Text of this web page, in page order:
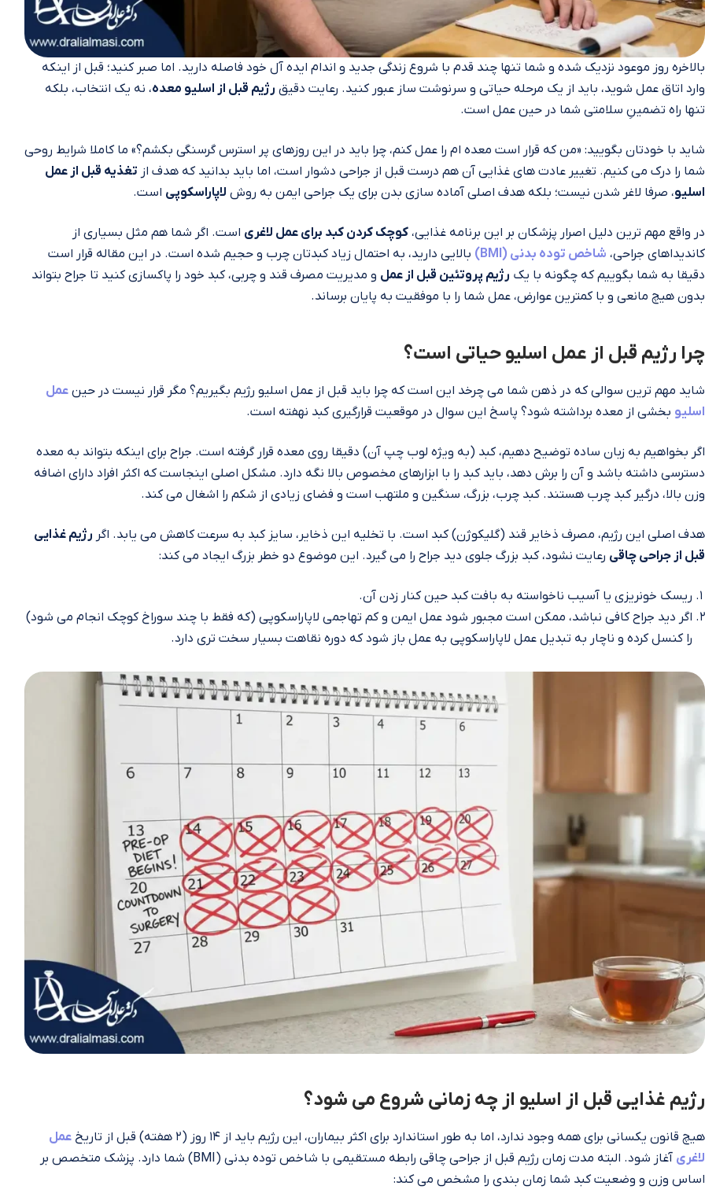
بالاخره روز موعود نزدیک شده و شما تنها چند قدم با شروع زندگی جدید و اندام ایده‌ آل‌ خود فاصله دارید. اما صبر کنید؛ قبل از اینکه
وارد اتاق عمل شوید، باید از یک مرحله حیاتی و سرنوشت‌ ساز عبور کنید. رعایت دقیق رژیم قبل از اسلیو معده، نه یک انتخاب، بلکه
تنها راه تضمینِ سلامتی شما در حین عمل است.
شاید با خودتان بگویید: «من که قرار است معده‌ ام را عمل کنم، چرا باید در این روزهای پر استرس گرسنگی بکشم؟» ما کاملا شرایط روحی
شما را درک می‌ کنیم. تغییر عادت‌ های غذایی آن هم درست قبل از جراحی دشوار است، اما باید بدانید که هدف از تغذیه قبل از عمل
اسلیو، صرفا لاغر شدن نیست؛ بلکه هدف اصلی آماده‌ سازی بدن برای یک جراحی ایمن به روش لاپاراسکوپی است.
در واقع مهم‌ ترین دلیل اصرار پزشکان بر این برنامه غذایی، کوچک کردن کبد برای عمل لاغری است. اگر شما هم مثل بسیاری از
کاندیداهای جراحی، شاخص توده بدنی (BMI)
بالایی دارید، به احتمال زیاد کبدتان چرب و حجیم شده است. در این مقاله قرار است
دقیقا به شما بگوییم که چگونه با یک رژیم پروتئین قبل از عمل و مدیریت مصرف قند و چربی، کبد خود را پاکسازی کنید تا جراح بتواند
بدون هیچ مانعی و با کمترین عوارض، عمل شما را با موفقیت به پایان برساند.
چرا رژیم قبل از عمل اسلیو حیاتی است؟
شاید مهم‌ ترین سوالی که در ذهن شما می‌ چرخد این است که چرا باید قبل از عمل اسلیو رژیم بگیریم؟ مگر قرار نیست در حین عمل
اسلیو بخشی از معده برداشته شود؟ پاسخ این سوال در موقعیت قرارگیری کبد نهفته است.
اگر بخواهیم به زبان ساده توضیح دهیم، کبد (به ویژه لوب چپ آن) دقیقا روی معده قرار گرفته است. جراح برای اینکه بتواند به معده
دسترسی داشته باشد و آن را برش دهد، باید کبد را با ابزارهای مخصوص بالا نگه دارد. مشکل اصلی اینجاست که اکثر افراد دارای اضافه
وزن بالا، درگیر کبد چرب هستند. کبد چرب، بزرگ، سنگین و ملتهب است و فضای زیادی از شکم را اشغال می‌ کند.
هدف اصلی این رژیم، مصرف ذخایر قند (گلیکوژن) کبد است. با تخلیه این ذخایر، سایز کبد به سرعت کاهش می‌ یابد. اگر رژیم غذایی
قبل از جراحی چاقی رعایت نشود، کبد بزرگ جلوی دید جراح را می‌ گیرد. این موضوع دو خطر بزرگ ایجاد می‌ کند:
ریسک خونریزی یا آسیب ناخواسته به بافت کبد حین کنار زدن آن.
اگر دید جراح کافی نباشد، ممکن است مجبور شود عمل ایمن و کم‌ تهاجمی لاپاراسکوپی (که فقط با چند سوراخ کوچک انجام می‌ شود)
را کنسل کرده و ناچار به تبدیل عمل لاپاراسکوپی به عمل باز شود که دوره نقاهت بسیار سخت‌ تری دارد.
رژیم غذایی قبل از اسلیو از چه زمانی شروع می‌ شود؟
هیچ قانون یکسانی برای همه وجود ندارد، اما به طور استاندارد برای اکثر بیماران، این رژیم باید از ۱۴ روز (۲ هفته) قبل از تاریخ
عمل
لاغری
آغاز شود. البته مدت زمان رژیم قبل از جراحی چاقی رابطه مستقیمی با شاخص توده بدنی (BMI) شما دارد. پزشک متخصص بر
اساس وزن و وضعیت کبد شما زمان‌ بندی را مشخص می‌ کند: